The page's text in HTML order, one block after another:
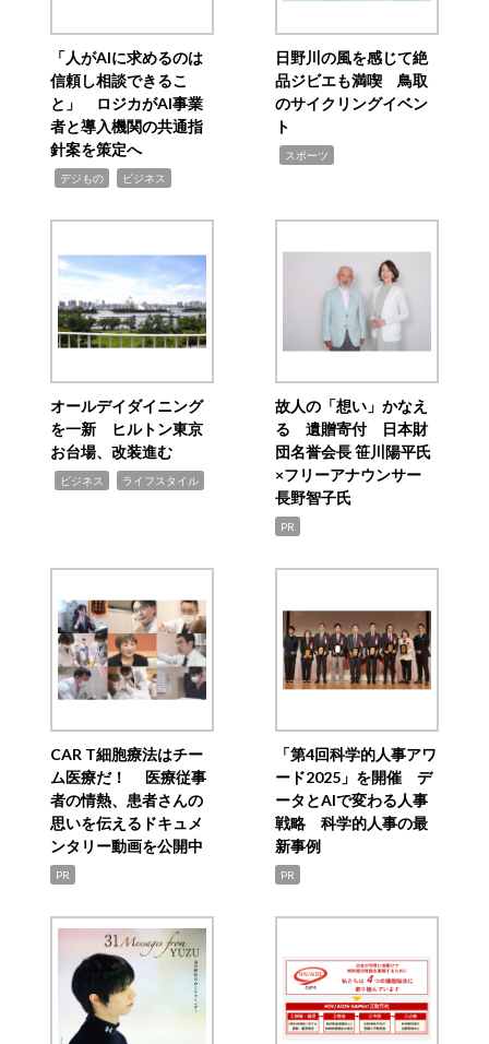
「人がAIに求めるのは
信頼し相談できるこ
と」 ロジカがAI事業
者と導入機関の共通指
針案を策定へ
デジもの ビジネス
日野川の風を感じて絶
品ジビエも満喫 鳥取
のサイクリングイベン
ト
スポーツ
オールデイダイニング
を一新 ヒルトン東京
お台場、改装進む
ビジネス ライフスタイル
故人の「想い」かなえ
る 遺贈寄付 日本財
団名誉会長 笹川陽平氏
×フリーアナウンサー
長野智子氏
PR
CAR T細胞療法はチー
ム医療だ！ 医療従事
者の情熱、患者さんの
思いを伝えるドキュメ
ンタリー動画を公開中
PR
「第4回科学的人事アワ
ード2025」を開催 デ
ータとAIで変わる人事
戦略 科学的人事の最
新事例
PR